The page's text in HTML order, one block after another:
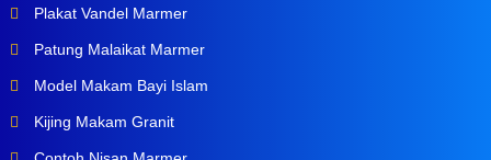
Plakat Vandel Marmer
Patung Malaikat Marmer
Model Makam Bayi Islam
Kijing Makam Granit